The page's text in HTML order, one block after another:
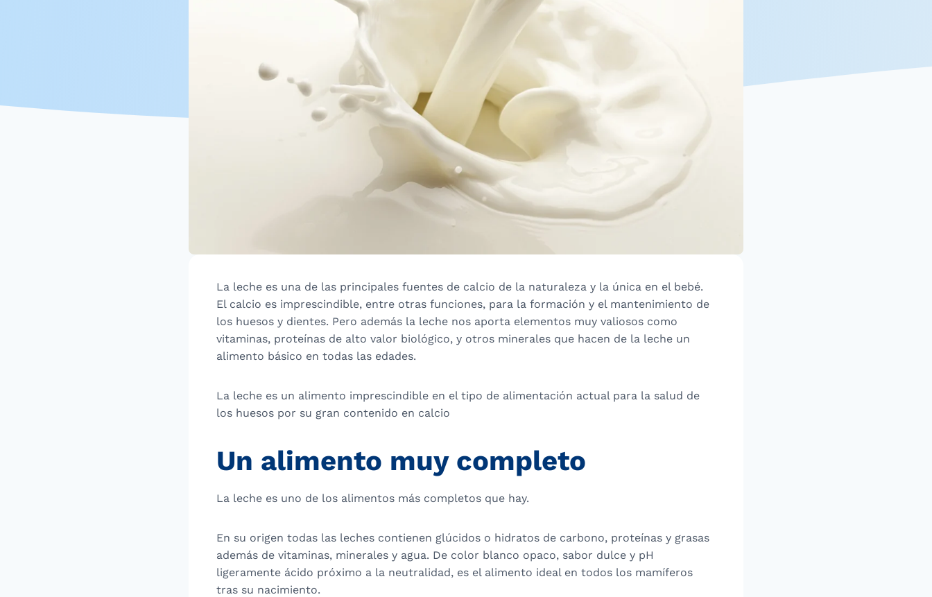
La leche es una de las principales fuentes de calcio de la naturaleza y la única en el bebé.
El calcio es imprescindible, entre otras funciones, para la formación y el mantenimiento de
los huesos y dientes. Pero además la leche nos aporta elementos muy valiosos como
vitaminas, proteínas de alto valor biológico, y otros minerales que hacen de la leche un
alimento básico en todas las edades.
La leche es un alimento imprescindible en el tipo de alimentación actual para la salud de
los huesos por su gran contenido en calcio
Un alimento muy completo
La leche es uno de los alimentos más completos que hay.
En su origen todas las leches contienen glúcidos o hidratos de carbono, proteínas y grasas
además de vitaminas, minerales y agua. De color blanco opaco, sabor dulce y pH
ligeramente ácido próximo a la neutralidad, es el alimento ideal en todos los mamíferos
tras su nacimiento.